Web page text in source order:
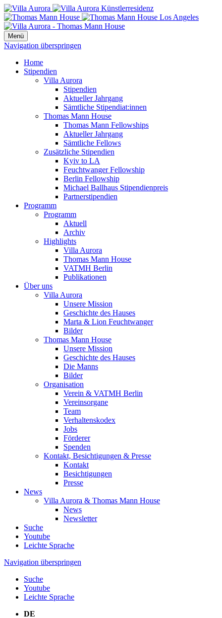
Menü
Navigation überspringen
Home
Stipendien
Villa Aurora
Stipendien
Aktueller Jahrgang
Sämtliche Stipendiat:innen
Thomas Mann House
Thomas Mann Fellowships
Aktueller Jahrgang
Sämtliche Fellows
Zusätzliche Stipendien
Kyiv to LA
Feuchtwanger Fellowship
Berlin Fellowship
Michael Ballhaus Stipendienpreis
Partnerstipendien
Programm
Programm
Aktuell
Archiv
Highlights
Villa Aurora
Thomas Mann House
VATMH Berlin
Publikationen
Über uns
Villa Aurora
Unsere Mission
Geschichte des Hauses
Marta & Lion Feuchtwanger
Bilder
Thomas Mann House
Unsere Mission
Geschichte des Hauses
Die Manns
Bilder
Organisation
Verein & VATMH Berlin
Vereinsorgane
Team
Verhaltenskodex
Jobs
Förderer
Spenden
Kontakt, Besichtigungen & Presse
Kontakt
Besichtigungen
Presse
News
Villa Aurora & Thomas Mann House
News
Newsletter
Suche
Youtube
Leichte Sprache
Navigation überspringen
Suche
Youtube
Leichte Sprache
DE